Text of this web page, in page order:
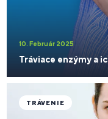
10. Február 2025
Tráviace enzýmy a
TRÁVENIE